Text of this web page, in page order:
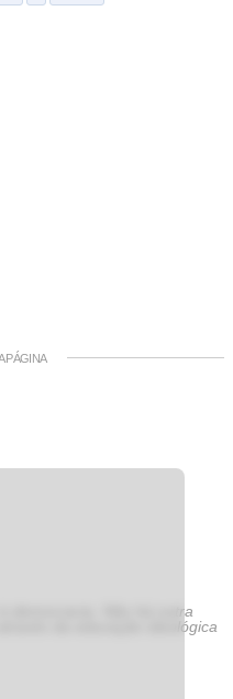
PÁGINA
democracia. Não há outra
da educação ideológica